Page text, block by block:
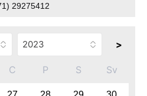
29275412
>
C P S Sv